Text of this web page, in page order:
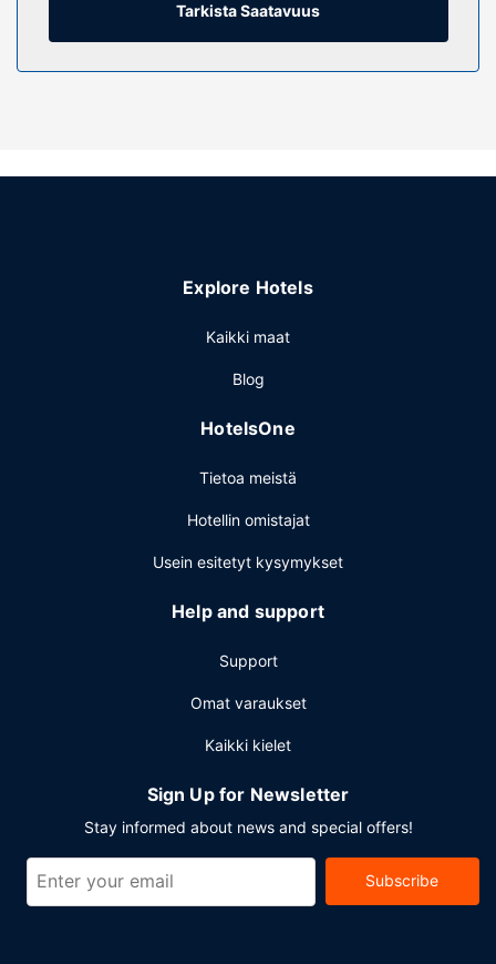
ja concierge-palvelut. Tämän hotellin palveluihin kuuluu
ilmaiset sanomalehdet aulassa. Palveluihin kuuluu
Tarkista Saatavuus
Explore Hotels
Kaikki maat
Blog
HotelsOne
Tietoa meistä
Hotellin omistajat
Usein esitetyt kysymykset
Help and support
Support
Omat varaukset
Kaikki kielet
Sign Up for Newsletter
Stay informed about news and special offers!
Subscribe